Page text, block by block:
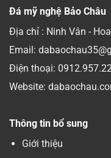
Đá mỹ nghệ Bảo Châu
Địa chỉ : Ninh Vân -
Email:
Điện thoại:
Website:
Thông tin bổ sung
Giới thiệu